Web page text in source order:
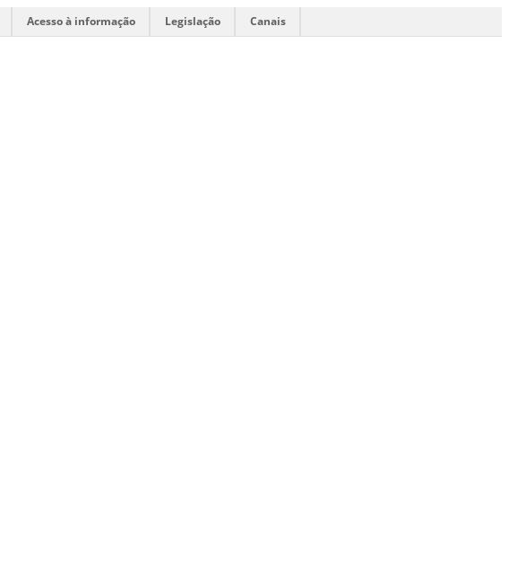
Acesso à informação Legislação
Canais